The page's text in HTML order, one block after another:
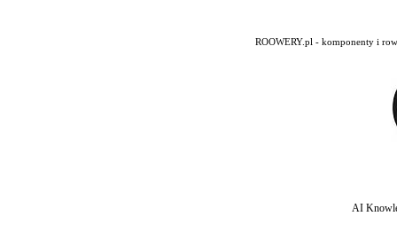
ROOWERY.pl - komponenty i
AI